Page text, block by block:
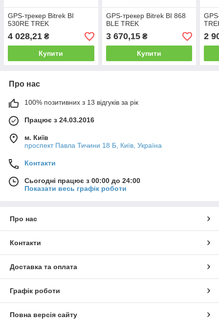
GPS-трекер Bitrek BI
530RE TREK
4 028,21 ₴
Купити
GPS-трекер Bitrek BI 868
BLE TREK
3 670,15₴
Купити
2
Про нас
100% позитивних з 13 відгуків за рік
Працює з 24.03.2016
м. Київ
проспект Павла Тичини 18 Б, Київ, Україна
Контакти
Сьогодні працює з 00:00 до 24:00
Показати весь графік роботи
Про нас
Контакти
Доставка та оплата
Графік роботи
Повна версія сайту